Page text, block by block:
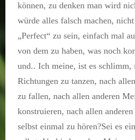
können, zu denken man wird
würde alles falsch machen,
„Perfect“ zu sein, einfach mal
von dem zu haben, was noch
und.. Ich meine, ist es schlimm,
Richtungen zu tanzen, nach
zu fallen, nach allen anderen
konstruieren, nach allen
selbst einmal zu hören?Sei es